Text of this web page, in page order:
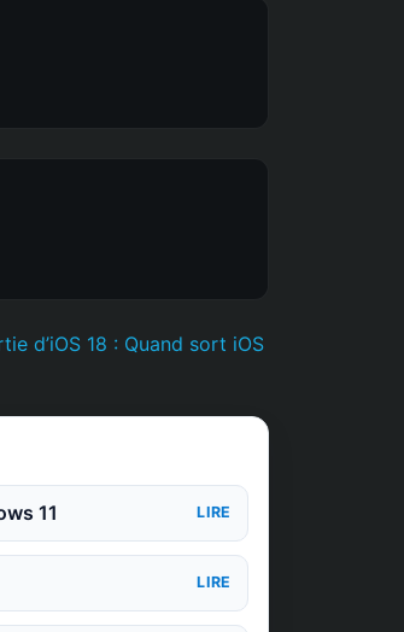
d’iOS 18 : Quand sort iOS
11 LIRE
LIRE